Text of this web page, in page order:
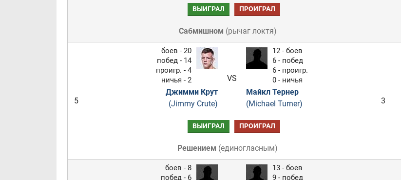
ВЫИГРАЛ ПРОИГРАЛ
Сабмишном (рычаг локтя)
5
боев - 20
побед - 14
проигр. - 4
ничья - 2
Джимми Крут
(Jimmy Crute)
VS
12 - боев
6 - побед
6 - проигр.
0 - ничья
Майкл Тернер
(Michael Turner)
3
ВЫИГРАЛ ПРОИГРАЛ
Решением (единогласным)
боев - 8
побед - 6
13 - боев
9 - побед